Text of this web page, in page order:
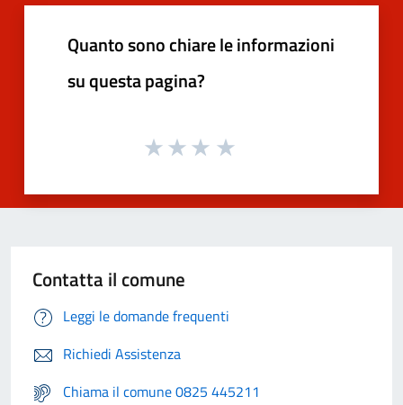
Quanto sono chiare le informazioni
su questa pagina?
Contatta il comune
Leggi le domande frequenti
Richiedi Assistenza
Chiama il comune 0825 445211